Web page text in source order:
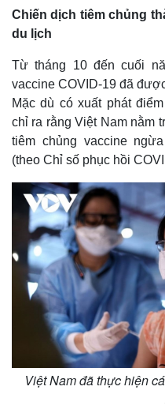
Kinh tế
Bất động sản
Khởi nghiệp
Chiến dịch tiêm chủng
du lịch
Từ tháng 10 đến cuối
vaccine COVID-19 đã
Mặc dù có xuất phát
chỉ ra rằng Việt Nam nằm
tiêm chủng vaccine
(theo Chỉ số phục hồi
Việt Nam đã thực hiện